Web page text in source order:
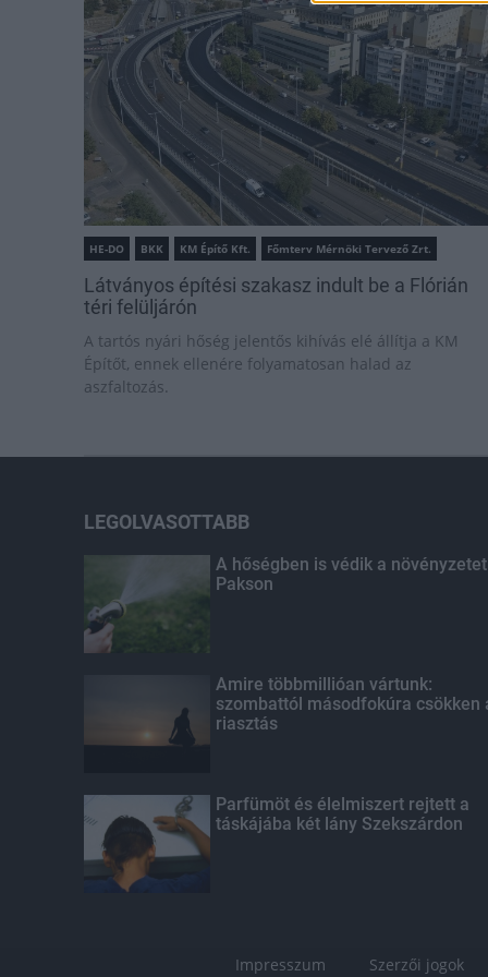
HE-DO BKK KM Építő Kft. Főmterv Mérnöki Tervező Zrt.
Látványos építési szakasz indult be a Flórián
téri felüljárón
A tartós nyári hőség jelentős kihívás elé állítja a KM
Építőt, ennek ellenére folyamatosan halad az
aszfaltozás.
LEGOLVASOTTABB
A hőségben is védik a növényzetet
Pakson
Amire többmillióan vártunk:
szombattól másodfokúra csökken
riasztás
Parfümöt és élelmiszert rejtett a
táskájába két lány Szekszárdon
Impresszum Szerzői jogok